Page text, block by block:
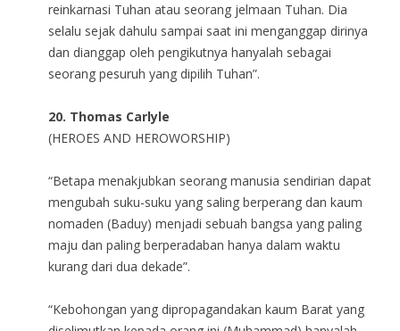
reinkarnasi Tuhan atau seorang jelmaan Tuhan. Dia
selalu sejak dahulu sampai saat ini menganggap dirinya
dan dianggap oleh pengikutnya hanyalah sebagai
seorang pesuruh yang dipilih Tuhan”.
20. Thomas Carlyle
(HEROES AND HEROWORSHIP)
“Betapa menakjubkan seorang manusia sendirian dapat
mengubah suku-suku yang saling berperang dan kaum
nomaden (Baduy) menjadi sebuah bangsa yang paling
maju dan paling berperadaban hanya dalam waktu
kurang dari dua dekade”.
“Kebohongan yang dipropagandakan kaum Barat yang